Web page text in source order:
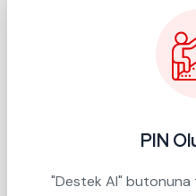
PIN
"Destek Al" butonuna